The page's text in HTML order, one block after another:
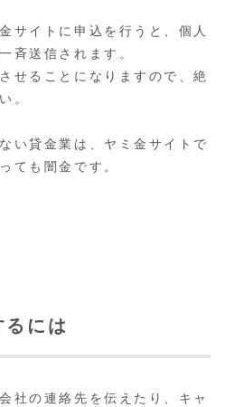
サイトに申込を行うと、個人
斉送信されます。
せることになりますので、絶
。
い貸金業は、ヤミ金サイトで
ても闇金です。
るには
社の連絡先を伝えたり、キャ